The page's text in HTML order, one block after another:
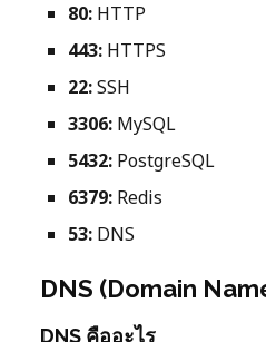
80: HTTP
443: HTTPS
22:SSH
3306: MySQL
5432: PostgreSQL
6379: Redis
53: DNS
DNS (Domain
DNS คืออะไร